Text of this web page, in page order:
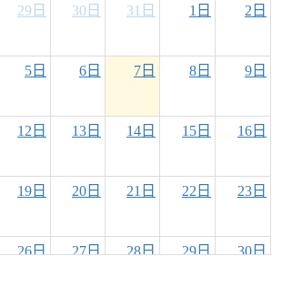
29日 30日 31日 1日 2日
5日 6日 7日 8日 9日
12日 13日 14日 15日 16日
19日 20日 21日 22日 23日
26日 27日 28日 29日 30日